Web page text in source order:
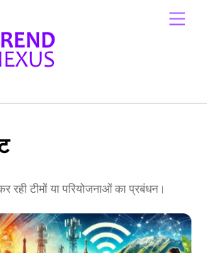
रही टीमों या परियोजनाओं का प्रबंधन।